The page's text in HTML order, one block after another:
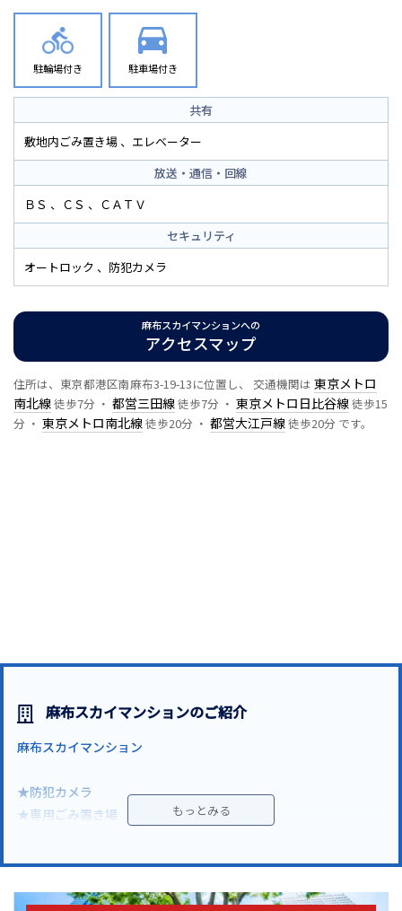
駐輪場付き 駐車場付き
共有
敷地内ごみ置き場
エレベーター
放送・通信・回線
ＢＳ
ＣＳ
ＣＡＴＶ
セキュリティ
オートロック
防犯カメラ
麻布スカイマンションへの
アクセスマップ
住所は、東京都港区南麻布3-19-13に位置し、 交通機関は 東京メトロ
南北線徒歩7分 ・ 都営三田線徒歩7分 ・ 東京メトロ日比谷線徒歩15
分 ・ 東京メトロ南北線徒歩20分 ・ 都営大江戸線徒歩20分 です。
麻布スカイマンションのご紹介
麻布スカイマンション
★防犯カメラ
★専用ごみ置き場
★オートロック
★駐輪場